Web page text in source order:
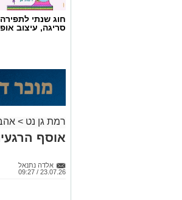
חוג שנתי
סריגה, עיצוב
רמת גן נט >
אוסף
אלדה נתנאל
23.07.26 / 09:27